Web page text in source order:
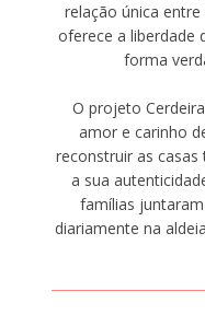
relação única
oferece a liberdade
forma
O projeto
amor e carinho
reconstruir as
a sua
famílias
diariamente na